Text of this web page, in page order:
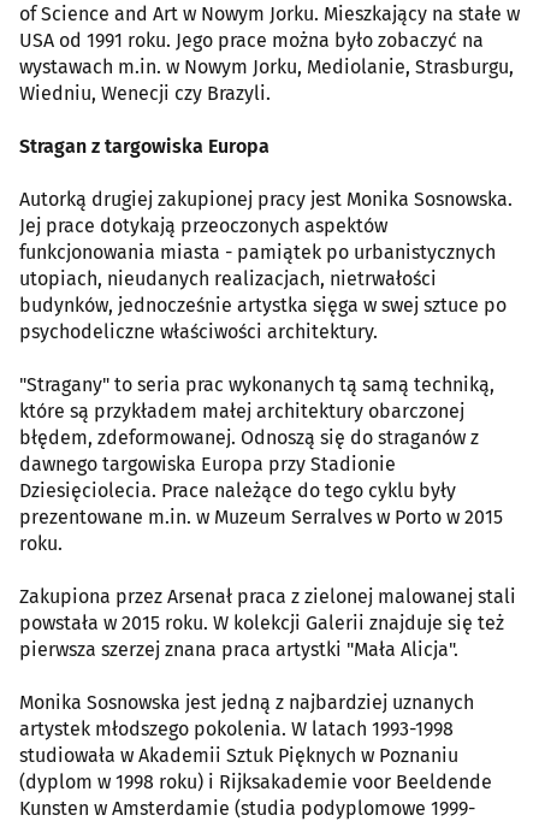
of Science and Art w Nowym Jorku. Mieszkający na stałe w
USA od 1991 roku. Jego prace można było zobaczyć na
wystawach m.in. w Nowym Jorku, Mediolanie, Strasburgu,
Wiedniu, Wenecji czy Brazyli.
Stragan z targowiska Europa
Autorką drugiej zakupionej pracy jest Monika Sosnowska.
Jej prace dotykają przeoczonych aspektów
funkcjonowania miasta - pamiątek po urbanistycznych
utopiach, nieudanych realizacjach, nietrwałości
budynków, jednocześnie artystka sięga w swej sztuce po
psychodeliczne właściwości architektury.
"Stragany" to seria prac wykonanych tą samą techniką,
które są przykładem małej architektury obarczonej
błędem, zdeformowanej. Odnoszą się do straganów z
dawnego targowiska Europa przy Stadionie
Dziesięciolecia. Prace należące do tego cyklu były
prezentowane m.in. w Muzeum Serralves w Porto w 2015
roku.
Zakupiona przez Arsenał praca z zielonej malowanej stali
powstała w 2015 roku. W kolekcji Galerii znajduje się też
pierwsza szerzej znana praca artystki "Mała Alicja".
Monika Sosnowska jest jedną z najbardziej uznanych
artystek młodszego pokolenia. W latach 1993-1998
studiowała w Akademii Sztuk Pięknych w Poznaniu
(dyplom w 1998 roku) i Rijksakademie voor Beeldende
Kunsten w Amsterdamie (studia podyplomowe 1999-